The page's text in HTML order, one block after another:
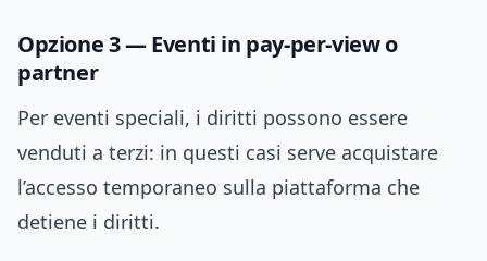
Opzione 3 — Eventi in pay-per-view o
partner
Per eventi speciali, i diritti possono essere
venduti a terzi: in questi casi serve acquistare
l’accesso temporaneo sulla piattaforma che
detiene i diritti.